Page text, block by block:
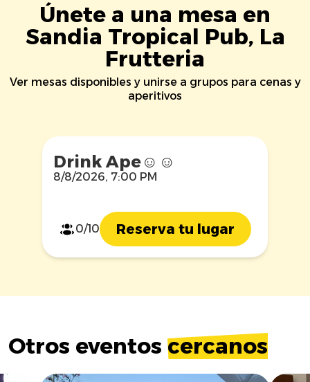
Únete a una mesa en
Sandia Tropical Pub, La
Frutteria
Ver mesas disponibles y unirse a grupos para cenas y
aperitivos
Drink Ape☺️☺️
8/8/2026, 7:00 PM
0/10 Reserva tu lugar
Otros eventos cercanos